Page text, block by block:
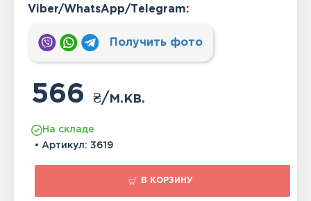
Viber/WhatsApp/Тelegram:
Получить фото
566₴/м.кв.
На складе
• Артикул: 3619
В КОРЗИНУ